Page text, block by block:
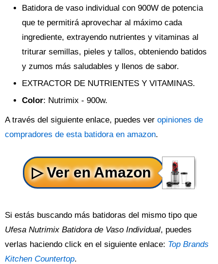
Batidora de vaso individual con 900W de potencia
que te permitirá aprovechar al máximo cada
ingrediente, extrayendo nutrientes y vitaminas al
triturar semillas, pieles y tallos, obteniendo batidos
y zumos más saludables y llenos de sabor.
EXTRACTOR DE NUTRIENTES Y VITAMINAS.
Color: Nutrimix - 900w.
A través del siguiente enlace, puedes ver opiniones de
compradores de esta batidora en amazon.
Si estás buscando más batidoras del mismo tipo que
Ufesa Nutrimix Batidora de Vaso Individual, puedes
verlas haciendo click en el siguiente enlace: Top Brands
Kitchen Countertop.